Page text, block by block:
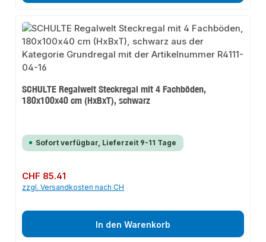
SCHULTE Regalwelt Steckregal mit 4 Fachböden,
180x100x40 cm (HxBxT), schwarz
Sofort verfügbar, Lieferzeit 9-11 Tage
Regulärer Preis:
CHF 85.41
zzgl. Versandkosten nach CH
In den Warenkorb